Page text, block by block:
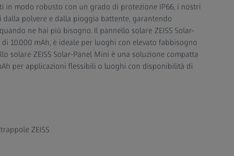
in modo robusto con un grado di protezione IP66, i nostri
polvere e dalla pioggia battente, garantendo
ne hai più bisogno. Il pannello solare ZEISS Solar-
di 10.000 mAh, è ideale per luoghi con elevato fabbisogno
solare ZEISS Solar-Panel Mini è una soluzione compatta
per applicazioni flessibili o luoghi con disponibilità di
ZEISS